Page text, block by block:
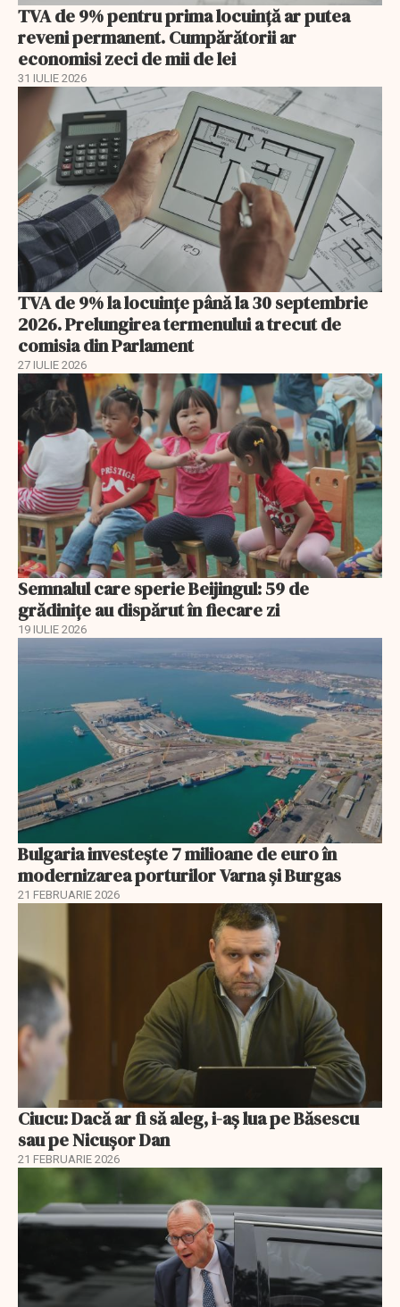
TVA de 9% pentru prima locuință ar putea
reveni permanent. Cumpărătorii ar
economisi zeci de mii de lei
31 IULIE 2026
TVA de 9% la locuințe până la 30 septembrie
2026. Prelungirea termenului a trecut de
comisia din Parlament
27 IULIE 2026
Semnalul care sperie Beijingul: 59 de
grădinițe au dispărut în fiecare zi
19 IULIE 2026
Bulgaria investește 7 milioane de euro în
modernizarea porturilor Varna și Burgas
21 FEBRUARIE 2026
Ciucu: Dacă ar fi să aleg, i-aș lua pe Băsescu
sau pe Nicușor Dan
21 FEBRUARIE 2026